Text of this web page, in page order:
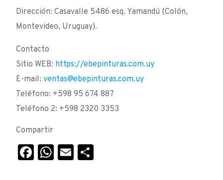
Dirección: Casavalle 5486 esq. Yamandú (Colón,
Montevideo, Uruguay).
Contacto
Sitio WEB: https://ebepinturas.com.uy
E-mail: ventas@ebepinturas.com.uy
Teléfono: +598 95 674 887
Teléfono 2: +598 2320 3353
Compartir
Facebook
WhatsApp
Email